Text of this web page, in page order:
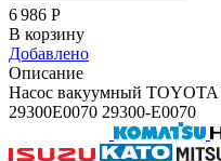
6 986 Р
В корзину
Добавлено
Описание
Насос вакуумный TOYOTA
29300E0070 29300-E0070